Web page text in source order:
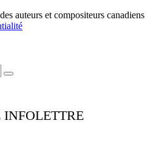
auteurs et compositeurs canadiens
INFOLETTRE